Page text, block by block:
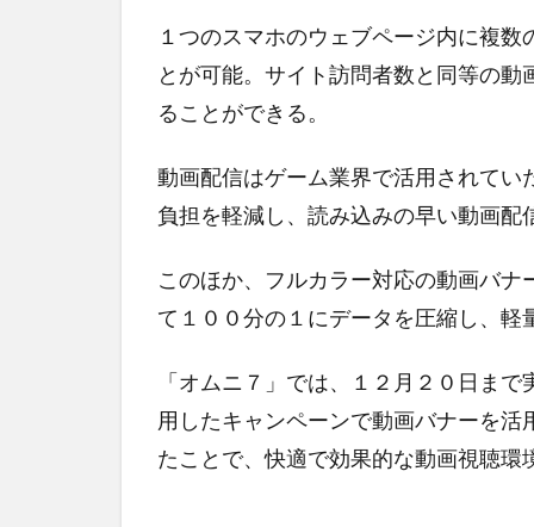
１つのスマホのウェブページ内に複
とが可能。サイト訪問者数と同等の
ることができる。
動画配信はゲーム業界で活用されて
負担を軽減し、読み込みの早い動画配
このほか、フルカラー対応の動画バ
て１００分の１にデータを圧縮し、
「オムニ７」では、１２月２０日ま
用したキャンペーンで動画バナーを
たことで、快適で効果的な動画視聴環